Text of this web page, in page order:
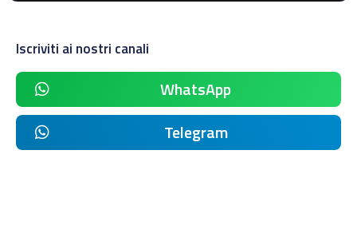
Iscriviti ai nostri canali
WhatsApp
Telegram